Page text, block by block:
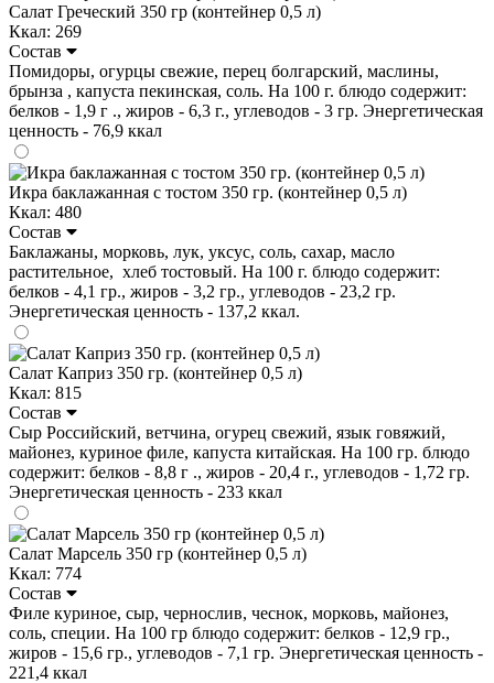
Салат Греческий 350 гр (контейнер 0,5 л)
Ккал: 269
Состав
Помидоры, огурцы свежие, перец болгарский, маслины,
брынза , капуста пекинская, соль. На 100 г. блюдо содержит:
белков - 1,9 г ., жиров - 6,3 г., углеводов - 3 гр. Энергетическая
ценность - 76,9 ккал
Икра баклажанная с тостом 350 гр. (контейнер 0,5 л)
Ккал: 480
Состав
Баклажаны, морковь, лук, уксус, соль, сахар, масло
растительное, хлеб тостовый. На 100 г. блюдо содержит:
белков - 4,1 гр., жиров - 3,2 гр., углеводов - 23,2 гр.
Энергетическая ценность - 137,2 ккал.
Салат Каприз 350 гр. (контейнер 0,5 л)
Ккал: 815
Состав
Сыр Российский, ветчина, огурец свежий, язык говяжий,
майонез, куриное филе, капуста китайская. На 100 гр. блюдо
содержит: белков - 8,8 г ., жиров - 20,4 г., углеводов - 1,72 гр.
Энергетическая ценность - 233 ккал
Салат Марсель 350 гр (контейнер 0,5 л)
Ккал: 774
Состав
Филе куриное, сыр, чернослив, чеснок, морковь, майонез,
соль, специи. На 100 гр блюдо содержит: белков - 12,9 гр.,
жиров - 15,6 гр., углеводов - 7,1 гр. Энергетическая ценность -
221,4 ккал